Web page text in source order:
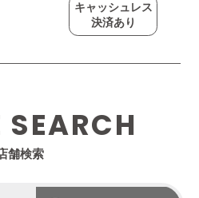
キャッシュレス
決済あり
SEARCH
舗検索